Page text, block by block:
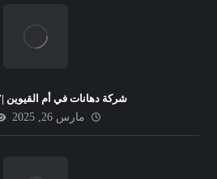
شركة دهانات في أم القيوين |0547149297
مارس 26, 2025